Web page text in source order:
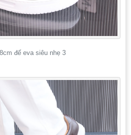
đế eva siêu nhẹ 3